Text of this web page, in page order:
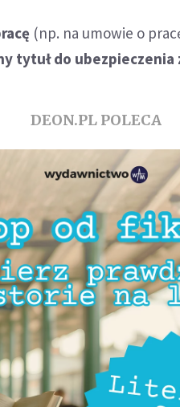
(np. na umowie o
tytuł do
DEON.PL POLECA